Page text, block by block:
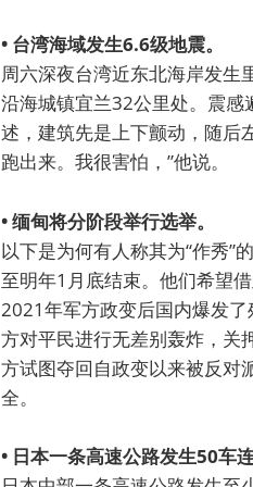
• 台湾海域发生6.6级地震。
周六深夜台湾近东北海岸发
沿海城镇宜兰32公里处。震
述，建筑先是上下颤动，随后
跑出来。我很害怕，”他说。
• 缅甸将分阶段举行选举。
以下是为何有人称其为“作秀”
至明年1月底结束。他们希望
2021年军方政变后国内爆发
方对平民进行无差别轰炸，关
方试图夺回自政变以来被反对
全。
• 日本一条高速公路发生50车